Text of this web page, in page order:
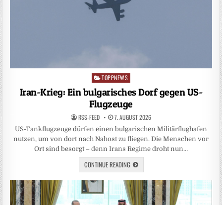
Posted
in
TOPPNEWS
Iran-Krieg: Ein bulgarisches Dorf gegen US-
Flugzeuge
RSS-FEED 7. AUGUST 2026
US-Tankflugzeuge dürfen einen bulgarischen Militärflughafen
nutzen, um von dort nach Nahost zu fliegen. Die Menschen vor
Ort sind besorgt – denn Irans Regime droht nun…
CONTINUE READING